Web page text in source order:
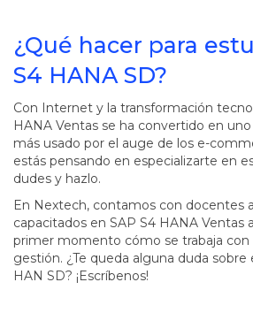
¿Qué hacer para
S4 HANA SD?
Con Internet y la transformación
HANA Ventas se ha convertido en
más usado por el auge de los e-
estás pensando en especializarte en
dudes y hazlo.
En Nextech, contamos con docentes
capacitados en SAP S4 HANA Ventas
primer momento cómo se trabaja
gestión. ¿Te queda alguna duda sobre
HAN SD? ¡Escríbenos!